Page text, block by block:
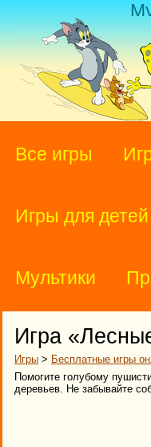
Все игры
Игры для детей
Мультики
Игра
Игры > Бесплатные игры
Помогите голубому
деревьев. Не забывайте